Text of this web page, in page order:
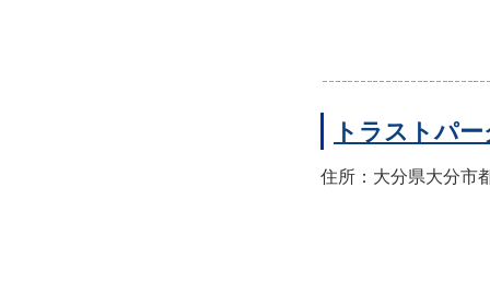
トラストパ
住所：大分県大分市